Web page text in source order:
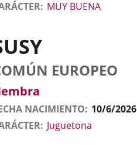
MUY BUENA
EUROPEO
NACIMIENTO 10/6/2026
Juguetona